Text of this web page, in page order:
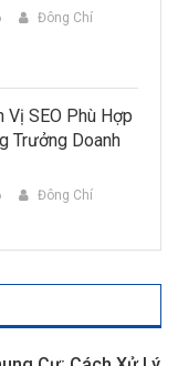
Đông Chí
Vị SEO Phù Hợp
Trưởng Doanh
Đông Chí